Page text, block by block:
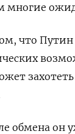
многие
что
захотеть
обмена он